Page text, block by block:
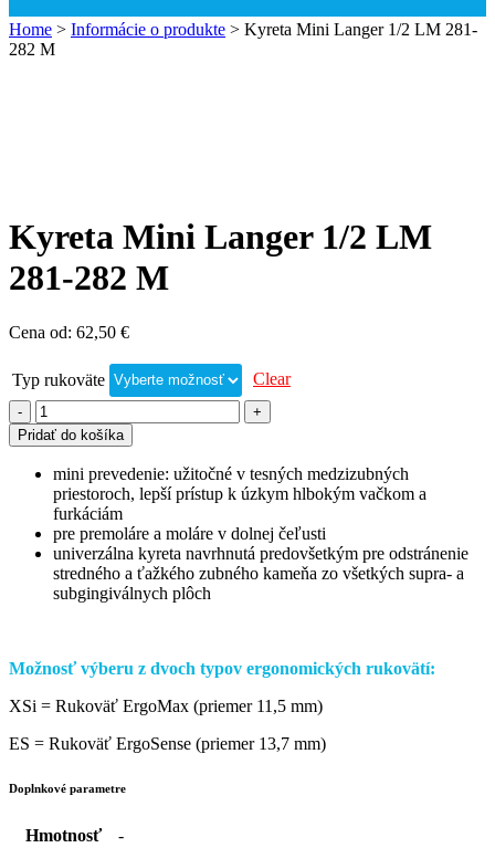
Home > Informácie o produkte > Kyreta Mini Langer 1/2 LM 281-
282 M
Kyreta Mini Langer 1/2 LM
281-282 M
Cena od: 62,50 €
Typ rukoväte Clear
Pridať do košíka
mini prevedenie: užitočné v tesných medzizubných
priestoroch, lepší prístup k úzkym hlbokým vačkom a
furkáciám
pre premoláre a moláre v dolnej čeľusti
univerzálna kyreta navrhnutá predovšetkým pre odstránenie
stredného a ťažkého zubného kameňa zo všetkých supra- a
subgingiválnych plôch
Možnosť výberu z dvoch typov ergonomických rukovätí:
XSi = Rukoväť ErgoMax (priemer 11,5 mm)
ES = Rukoväť ErgoSense (priemer 13,7 mm)
Doplnkové parametre
Hmotnosť
-